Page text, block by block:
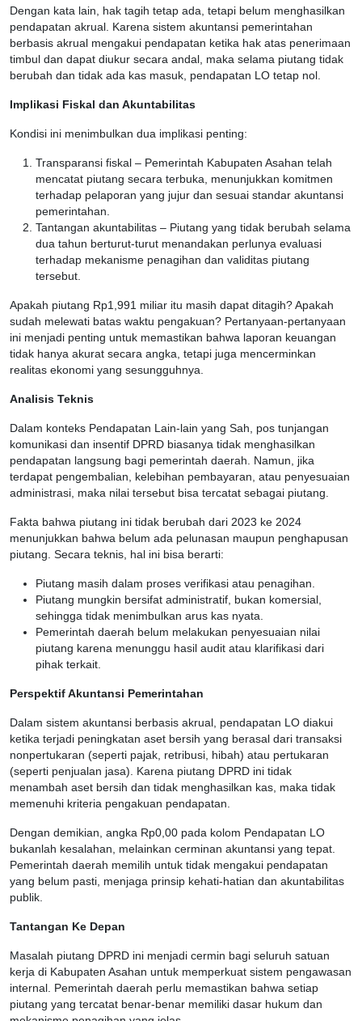
Dengan kata lain, hak tagih tetap ada, tetapi belum menghasilkan
pendapatan akrual. Karena sistem akuntansi pemerintahan
berbasis akrual mengakui pendapatan ketika hak atas penerimaan
timbul dan dapat diukur secara andal, maka selama piutang tidak
berubah dan tidak ada kas masuk, pendapatan LO tetap nol.
Implikasi Fiskal dan Akuntabilitas
Kondisi ini menimbulkan dua implikasi penting:
Transparansi fiskal – Pemerintah Kabupaten Asahan telah
mencatat piutang secara terbuka, menunjukkan komitmen
terhadap pelaporan yang jujur dan sesuai standar akuntansi
pemerintahan.
Tantangan akuntabilitas – Piutang yang tidak berubah selama
dua tahun berturut-turut menandakan perlunya evaluasi
terhadap mekanisme penagihan dan validitas piutang
tersebut.
Apakah piutang Rp1,991 miliar itu masih dapat ditagih? Apakah
sudah melewati batas waktu pengakuan? Pertanyaan-pertanyaan
ini menjadi penting untuk memastikan bahwa laporan keuangan
tidak hanya akurat secara angka, tetapi juga mencerminkan
realitas ekonomi yang sesungguhnya.
Analisis Teknis
Dalam konteks Pendapatan Lain-lain yang Sah, pos tunjangan
komunikasi dan insentif DPRD biasanya tidak menghasilkan
pendapatan langsung bagi pemerintah daerah. Namun, jika
terdapat pengembalian, kelebihan pembayaran, atau penyesuaian
administrasi, maka nilai tersebut bisa tercatat sebagai piutang.
Fakta bahwa piutang ini tidak berubah dari 2023 ke 2024
menunjukkan bahwa belum ada pelunasan maupun penghapusan
piutang. Secara teknis, hal ini bisa berarti:
Piutang masih dalam proses verifikasi atau penagihan.
Piutang mungkin bersifat administratif, bukan komersial,
sehingga tidak menimbulkan arus kas nyata.
Pemerintah daerah belum melakukan penyesuaian nilai
piutang karena menunggu hasil audit atau klarifikasi dari
pihak terkait.
Perspektif Akuntansi Pemerintahan
Dalam sistem akuntansi berbasis akrual, pendapatan LO diakui
ketika terjadi peningkatan aset bersih yang berasal dari transaksi
nonpertukaran (seperti pajak, retribusi, hibah) atau pertukaran
(seperti penjualan jasa). Karena piutang DPRD ini tidak
menambah aset bersih dan tidak menghasilkan kas, maka tidak
memenuhi kriteria pengakuan pendapatan.
Dengan demikian, angka Rp0,00 pada kolom Pendapatan LO
bukanlah kesalahan, melainkan cerminan akuntansi yang tepat.
Pemerintah daerah memilih untuk tidak mengakui pendapatan
yang belum pasti, menjaga prinsip kehati-hatian dan akuntabilitas
publik.
Tantangan Ke Depan
Masalah piutang DPRD ini menjadi cermin bagi seluruh satuan
kerja di Kabupaten Asahan untuk memperkuat sistem pengawasan
internal. Pemerintah daerah perlu memastikan bahwa setiap
piutang yang tercatat benar-benar memiliki dasar hukum dan